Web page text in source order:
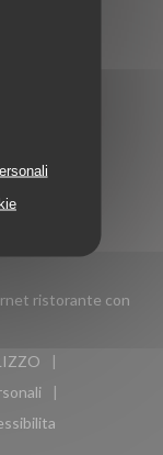
ristorante con
nuova finestra))
una nuova finestra))
finestra))